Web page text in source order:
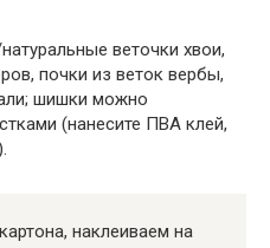
веточки хвои,
почки из веток вербы,
шишки можно
(нанесите ПВА клей,
наклеиваем на